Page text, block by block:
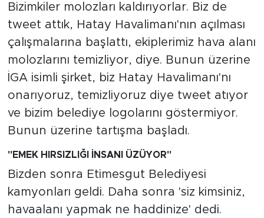
Bizimkiler molozları kaldırıyorlar. Biz de
tweet attık, Hatay Havalimanı'nın açılması
çalışmalarına başlattı, ekiplerimiz hava alanı
molozlarını temizliyor, diye. Bunun üzerine
İGA isimli şirket, biz Hatay Havalimanı'nı
onarıyoruz, temizliyoruz diye tweet atıyor
ve bizim belediye logolarını göstermiyor.
Bunun üzerine tartışma başladı.
"EMEK HIRSIZLIĞI İNSANI ÜZÜYOR"
Bizden sonra Etimesgut Belediyesi
kamyonları geldi. Daha sonra 'siz kimsiniz,
havaalanı yapmak ne haddinize' dedi.